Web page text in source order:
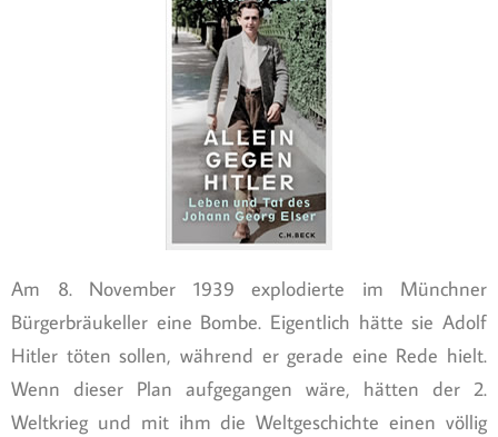
Am 8. November 1939 explodierte im Münchner
Bürgerbräukeller eine Bombe. Eigentlich hätte sie Adolf
Hitler töten sollen, während er gerade eine Rede hielt.
Wenn dieser Plan aufgegangen wäre, hätten der 2.
Weltkrieg und mit ihm die Weltgeschichte einen völlig